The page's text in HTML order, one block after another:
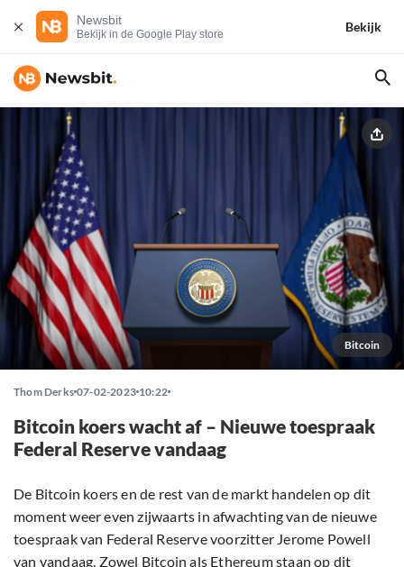
Newsbit
Bekijk in de Google Play store
Bekijk
Bitcoin
Thom Derks 07-02-2023 10:22
Bitcoin koers wacht af – Nieuwe toespraak
Federal Reserve vandaag
De Bitcoin koers en de rest van de markt handelen op dit
moment weer even zijwaarts in afwachting van de nieuwe
toespraak van Federal Reserve voorzitter Jerome Powell
van vandaag. Zowel Bitcoin als Ethereumstaan op dit